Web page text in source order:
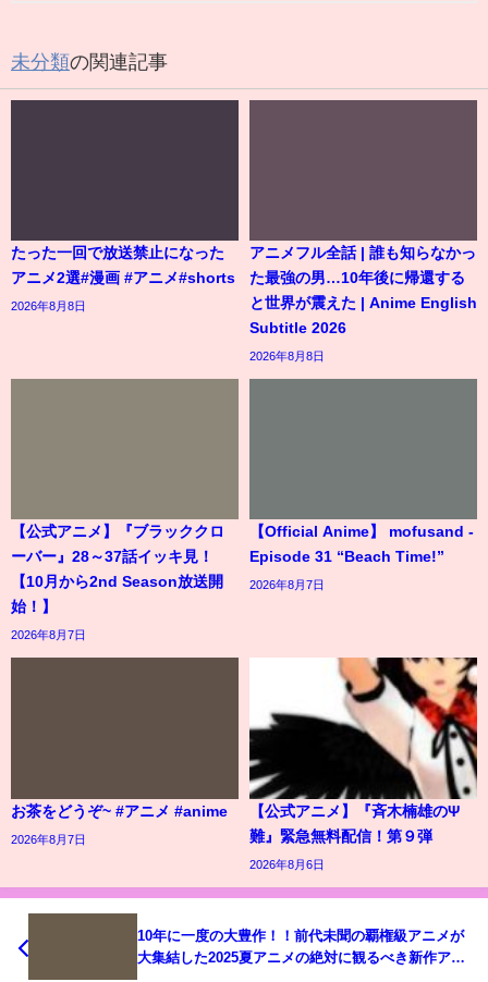
未分類の関連記事
たった一回で放送禁止になった
アニメ2選#漫画 #アニメ#shorts
2026年8月8日
アニメフル全話 | 誰も知らなかっ
た最強の男…10年後に帰還する
と世界が震えた | Anime English
Subtitle 2026
2026年8月8日
【公式アニメ】『ブラッククロ
ーバー』28～37話イッキ見！
【10月から2nd Season放送開
始！】
2026年8月7日
【Official Anime】 mofusand -
Episode 31 “Beach Time!”
2026年8月7日
お茶をどうぞ~ #アニメ #anime
2026年8月7日
【公式アニメ】『斉木楠雄のΨ
難』緊急無料配信！第９弾
2026年8月6日
10年に一度の大豊作！！前代未聞の覇権級アニメが
大集結した2025夏アニメの絶対に観るべき新作アニ